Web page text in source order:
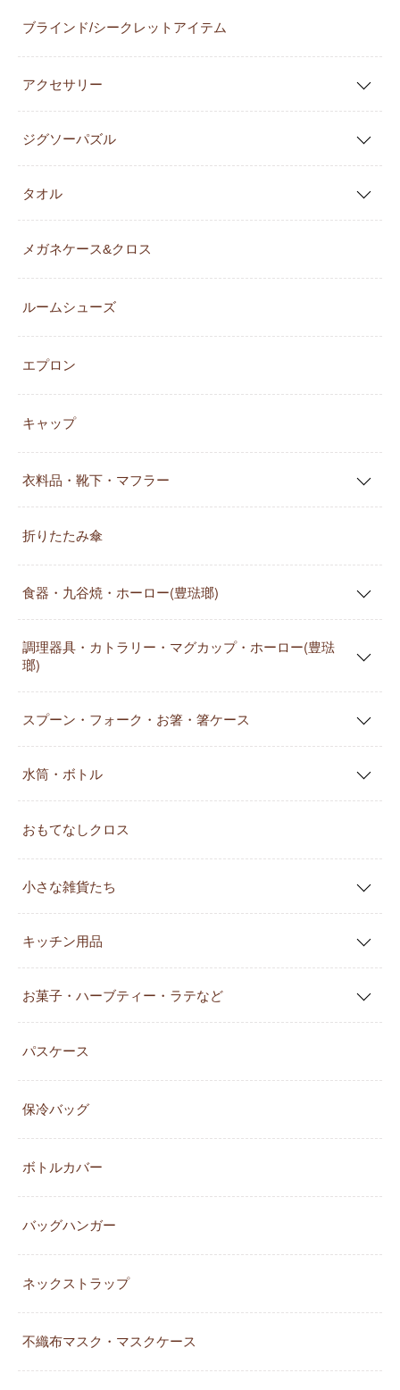
ブラインド/シークレットアイテム
アクセサリー
ジグソーパズル
タオル
メガネケース&クロス
ルームシューズ
エプロン
キャップ
衣料品・靴下・マフラー
折りたたみ傘
食器・九谷焼・ホーロー(豊琺瑯)
調理器具・カトラリー・マグカップ・ホーロー(豊琺
瑯)
スプーン・フォーク・お箸・箸ケース
水筒・ボトル
おもてなしクロス
小さな雑貨たち
キッチン用品
お菓子・ハーブティー・ラテなど
パスケース
保冷バッグ
ボトルカバー
バッグハンガー
ネックストラップ
不織布マスク・マスクケース